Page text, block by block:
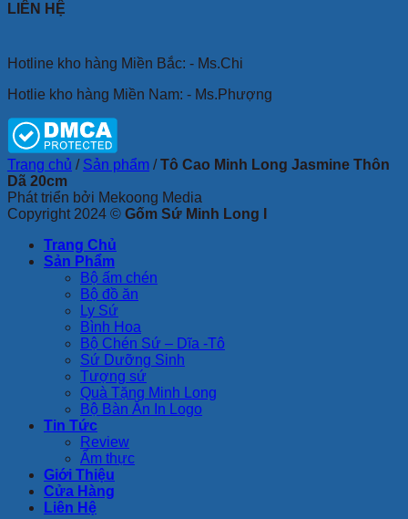
LIÊN HỆ
Hotline kho hàng Miền Bắc: - Ms.Chi
Hotlie kho hàng Miền Nam: - Ms.Phượng
Trang chủ / Sản phẩm /Tô Cao Minh Long Jasmine Thôn
Dã 20cm
Phát triển bởi Mekoong Media
Copyright 2024 © Gốm Sứ Minh Long I
Trang Chủ
Sản Phẩm
Bộ ấm chén
Bộ đồ ăn
Ly Sứ
Bình Hoa
Bộ Chén Sứ – Dĩa -Tô
Sứ Dưỡng Sinh
Tượng sứ
Quà Tặng Minh Long
Bộ Bàn Ăn In Logo
Tin Tức
Review
Ẩm thực
Giới Thiệu
Cửa Hàng
Liên Hệ